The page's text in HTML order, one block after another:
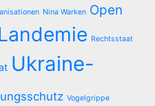
Nina Warken Open
Rechtsstaat
Ukraine-
Vogelgrippe